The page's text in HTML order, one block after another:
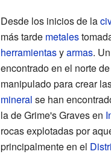
Desde los inicios de la
más tarde metales
herramientasyarmas.
encontrado en el norte de
manipulado para crear
mineral se han
la de Grime's Graves en
rocas explotadas por
principalmente en el